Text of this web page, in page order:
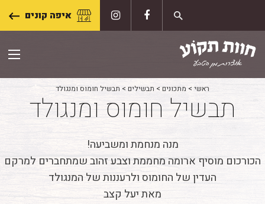
content
איפה קונים
ראשי > מתכונים > תבשילים > תבשיל חומוס ומנגולד
תבשיל חומוס ומנגולד
מנה מנחמת ומשביעה!
הכורכום מוסיף ארומה מחממת וצבע זהוב שמתחברים למרקם
העדין של החומוס ולרעננות של המנגולד
מאת יעל קצב